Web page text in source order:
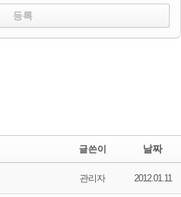
글쓴이 날짜
관리자 2012.01.11